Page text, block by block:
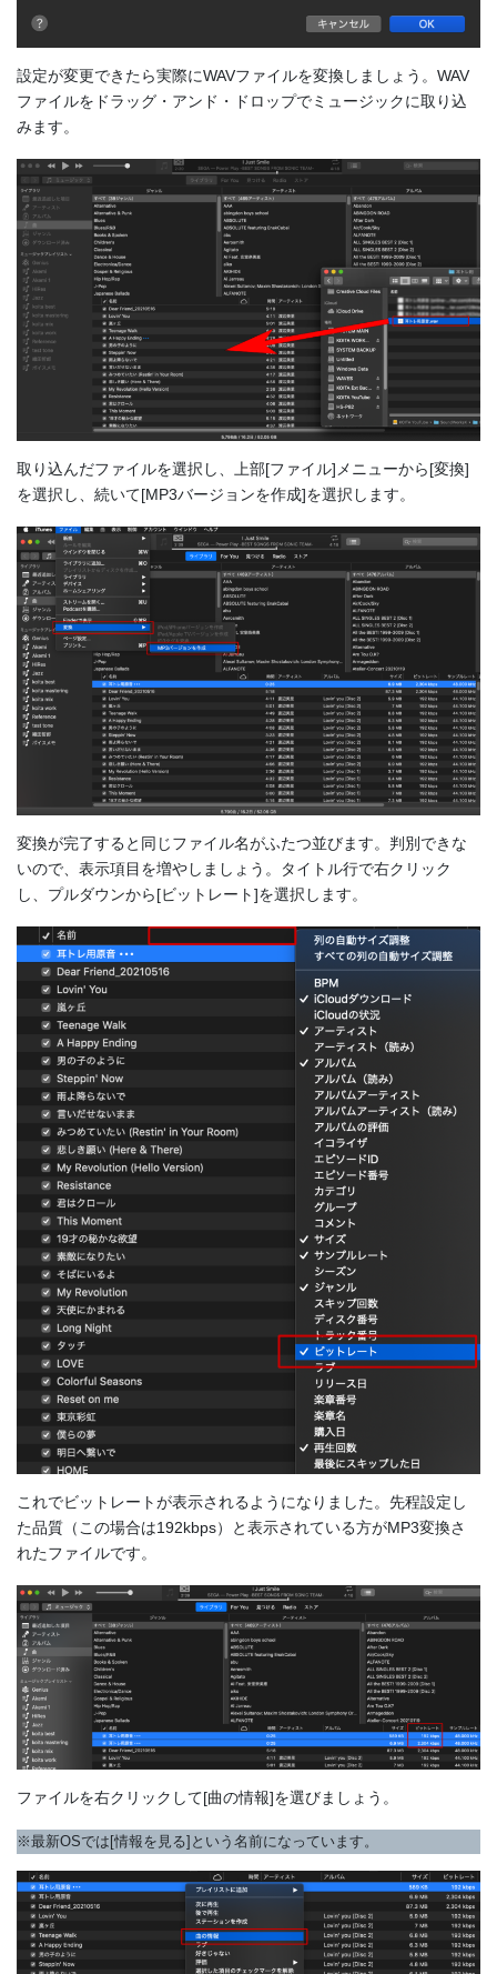
設定が変更できたら実際にWAVファイルを変換しましょう。WAV
ファイルをドラッグ・アンド・ドロップでミュージックに取り込
みます。
取り込んだファイルを選択し、上部[ファイル]メニューから[変換]
を選択し、続いて[MP3バージョンを作成]を選択します。
変換が完了すると同じファイル名がふたつ並びます。判別できな
いので、表示項目を増やしましょう。タイトル行で右クリック
し、プルダウンから[ビットレート]を選択します。
これでビットレートが表示されるようになりました。先程設定し
た品質（この場合は192kbps）と表示されている方がMP3変換さ
れたファイルです。
ファイルを右クリックして[曲の情報]を選びましょう。
※最新OSでは[情報を見る]という名前になっています。